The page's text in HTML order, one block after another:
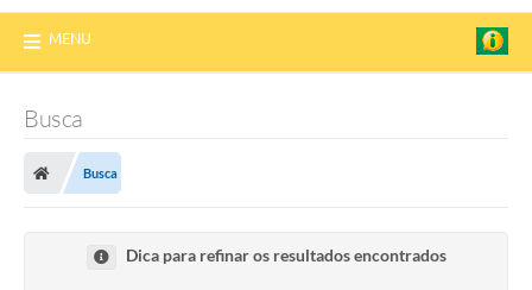
MENU
Busca
Busca
Dica para refinar os resultados encontrados